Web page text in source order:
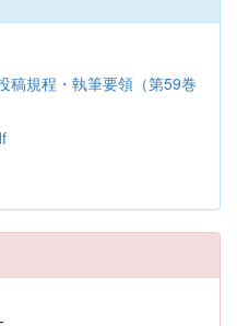
稿規程・執筆要領（第59巻